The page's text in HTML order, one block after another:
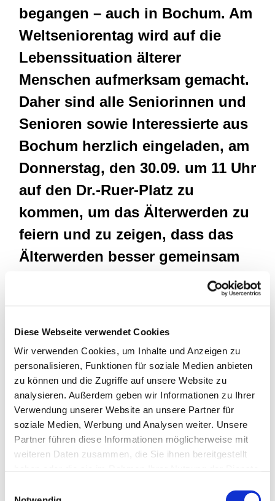
Diese Webseite verwendet Cookies
Wir verwenden Cookies, um Inhalte und Anzeigen zu
personalisieren, Funktionen für soziale Medien anbieten
zu können und die Zugriffe auf unsere Website zu
analysieren. Außerdem geben wir Informationen zu Ihrer
Verwendung unserer Website an unsere Partner für
soziale Medien, Werbung und Analysen weiter. Unsere
Partner führen diese Informationen möglicherweise mit
weiteren Daten zusammen, die Sie ihnen bereitgestellt
begangen – auch in Bochum. Am
Weltseniorentag wird auf die
Lebenssituation älterer
Menschen aufmerksam gemacht.
Daher sind alle Seniorinnen und
Senioren sowie Interessierte aus
Bochum herzlich eingeladen, am
Donnerstag, den 30.09. um 11 Uhr
auf den Dr.-Ruer-Platz zu
kommen, um das Älterwerden zu
feiern und zu zeigen, dass das
Älterwerden besser gemeinsam
Zuvor gibt es von 9.30-10.30 Uhr ein Frühstücks-
(Heuversstraße 2), organisiert vom Seniorenbüro
Mitte. Bei Kaffee und belegten Brötchen stimmen sich
alle Teilnehmenden gemütlich auf die Aktion auf dem
Dr.-Ruer-Platz ein.
Unter dem diesjährigen Motto „Gemeinsam sind wir
stark“ wird dort dann ab 11 Uhr der Spaß, der
gegenseitige Kontakt und auch Bewegung bei einem
kurzweiligen Mitmach-Programm im Vordergrund
Einschränkungen des Lebens. Sie soll zeigen, wie